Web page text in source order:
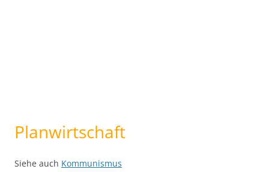
Planwirtschaft
Siehe auch Kommunismus